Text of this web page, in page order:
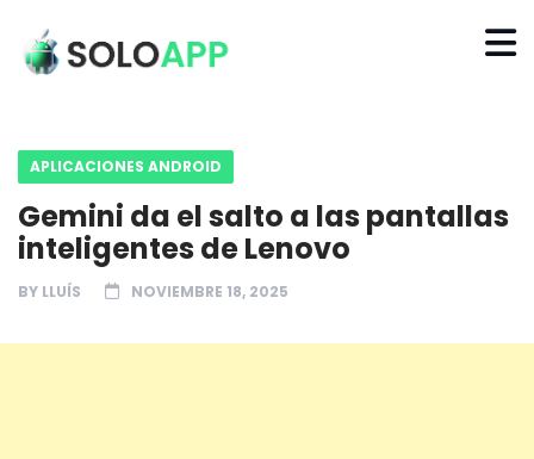
APLICACIONES ANDROID
Gemini da el salto a las pantallas
inteligentes de Lenovo
BY LLUÍS NOVIEMBRE 18, 2025